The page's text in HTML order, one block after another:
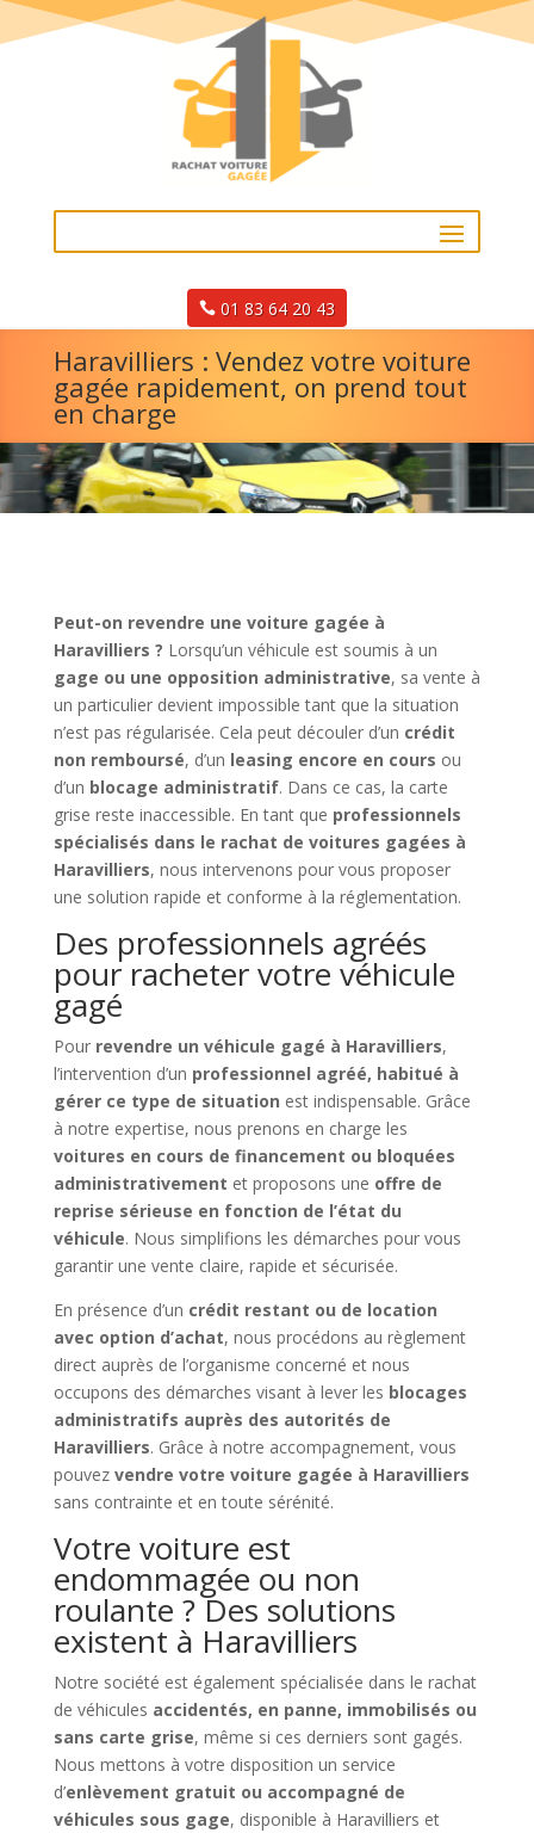
01 83 64 20 43
Haravilliers : Vendez votre voiture
gagée rapidement, on prend tout
en charge
Peut-on revendre une voiture gagée à
Haravilliers ? Lorsqu’un véhicule est soumis à un
gage ou une opposition administrative, sa vente à
un particulier devient impossible tant que la situation
n’est pas régularisée. Cela peut découler d’un crédit
non remboursé, d’un leasing encore en cours ou
d’un blocage administratif. Dans ce cas, la carte
grise reste inaccessible. En tant que professionnels
spécialisés dans le rachat de voitures gagées à
Haravilliers, nous intervenons pour vous proposer
une solution rapide et conforme à la réglementation.
Des professionnels agréés
pour racheter votre véhicule
gagé
Pour revendre un véhicule gagé à Haravilliers,
l’intervention d’un professionnel agréé, habitué à
gérer ce type de situation est indispensable. Grâce
à notre expertise, nous prenons en charge les
voitures en cours de financement ou bloquées
administrativement et proposons une offre de
reprise sérieuse en fonction de l’état du
véhicule. Nous simplifions les démarches pour vous
garantir une vente claire, rapide et sécurisée.
En présence d’un crédit restant ou de location
avec option d’achat, nous procédons au règlement
direct auprès de l’organisme concerné et nous
occupons des démarches visant à lever les blocages
administratifs auprès des autorités de
Haravilliers. Grâce à notre accompagnement, vous
pouvez vendre votre voiture gagée à Haravilliers
sans contrainte et en toute sérénité.
Votre voiture est
endommagée ou non
roulante ? Des solutions
existent à Haravilliers
Notre société est également spécialisée dans le rachat
de véhicules accidentés, en panne, immobilisés ou
sans carte grise, même si ces derniers sont gagés.
Nous mettons à votre disposition un service
d’enlèvement gratuit ou accompagné de
véhicules sous gage, disponible à Haravilliers et